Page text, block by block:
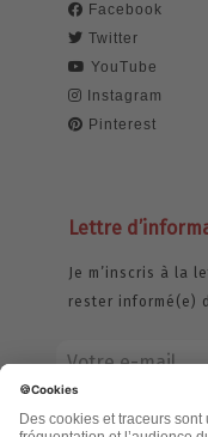
Facebook
Twitter
YouTube
Instagram
Pinterest
Lettre
Je m’inscris à la
rester informé(e)
jamais échangée. Pour